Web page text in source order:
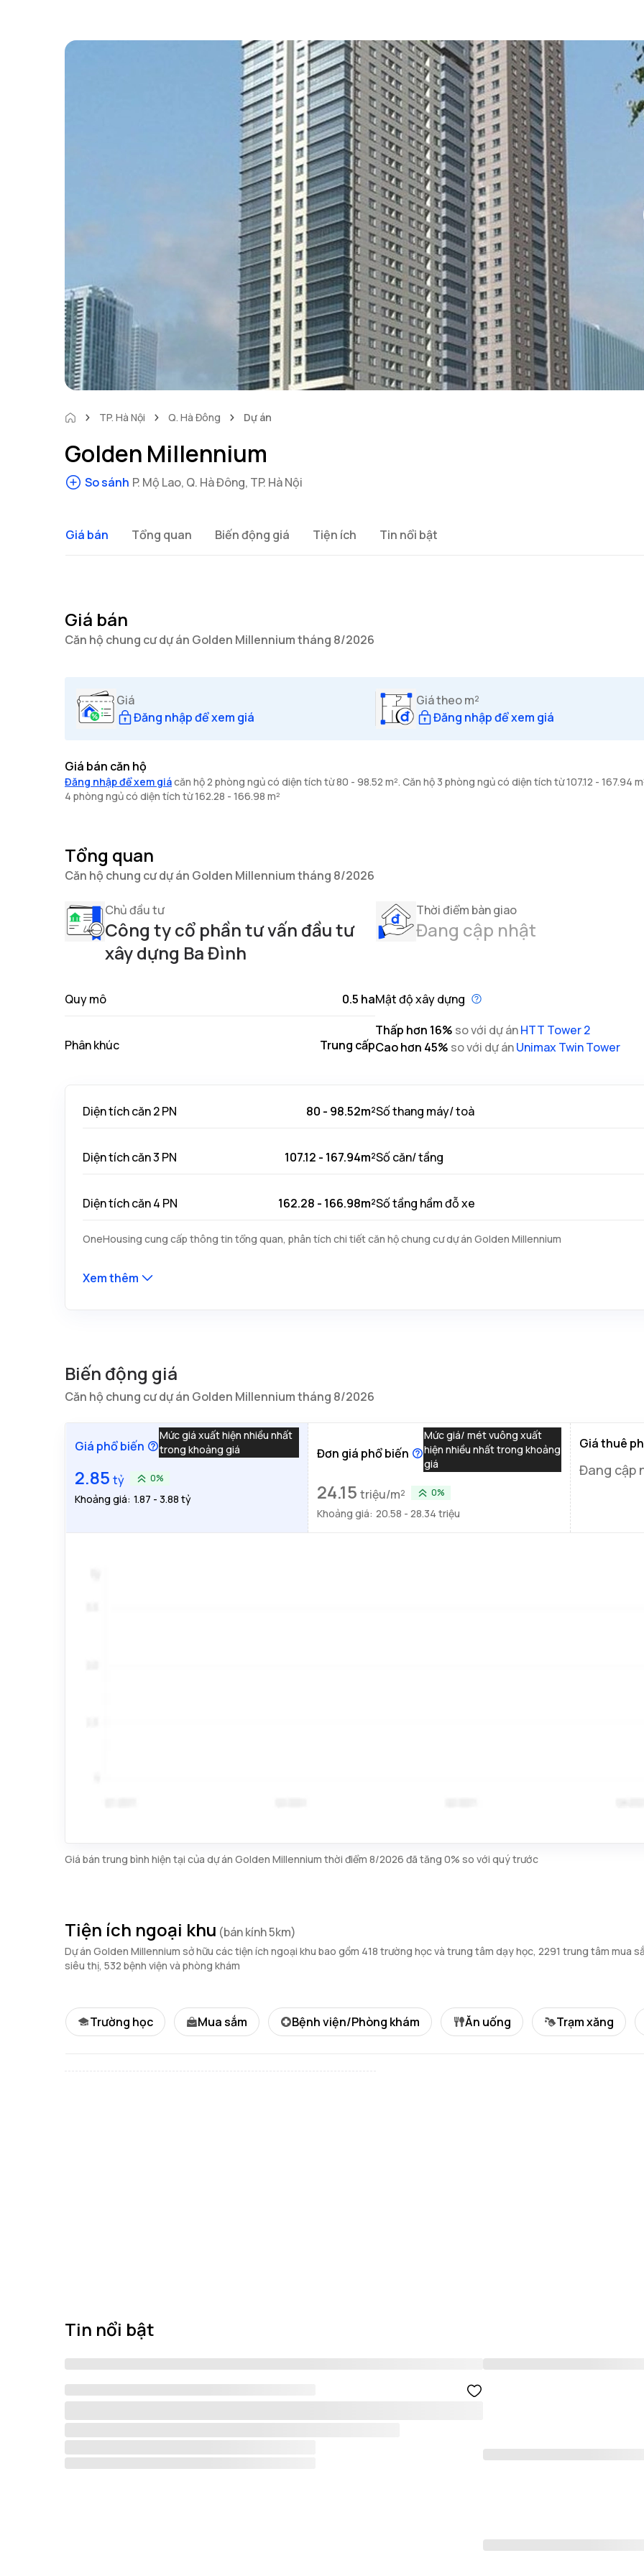
TP. Hà Nội Q. Hà Đông Dự án
Golden Millennium
So sánh P. Mộ Lao, Q. Hà Đông, TP. Hà Nội
Giá bán Tổng quan Biến động giá Tiện ích Tin nổi bật
Giá bán
Căn hộ chung cư dự án Golden Millennium tháng 8/2026
Giá
Đăng nhập để xem giá
Giá theo m²
Đăng nhập để xem giá
Giá bán căn hộ
Đăng nhập để xem giácăn hộ 2 phòng ngủ có diện tích từ 80 - 98.52 m². Căn hộ 3 phòng ngủ có diện tích từ 107.12 - 167.94
4 phòng ngủ có diện tích từ 162.28 - 166.98 m²
Tổng quan
Căn hộ chung cư dự án Golden Millennium tháng 8/2026
Chủ đầu tư
Công ty cổ phần tư vấn đầu tư
xây dựng Ba Đình
Thời điểm bàn giao
Đang cập nhật
Quy mô 0.5 ha
Phân khúc Trung cấp
Mật độ xây dựng
Thấp hơn 16% so với dự ánHTT Tower 2
Cao hơn 45% so với dự ánUnimax Twin Tower
Diện tích căn 2 PN 80 - 98.52m²
Diện tích căn 3 PN 107.12 - 167.94m²
Diện tích căn 4 PN 162.28 - 166.98m²
Số thang máy/ toà
Số căn/ tầng
Số tầng hầm đỗ xe
OneHousing cung cấp thông tin tổng quan, phân tích chi tiết căn hộ chung cư dự án Golden Millennium
Xem thêm
Biến động giá
Căn hộ chung cư dự án Golden Millennium tháng 8/2026
Giá phổ biến
Mức giá xuất hiện nhiều nhất
trong khoảng giá
2.85 tỷ 0%
Khoảng giá: 1.87 - 3.88 tỷ
Đơn giá phổ biến
Mức giá/ mét vuông xuất
hiện nhiều nhất trong khoảng
giá
24.15 triệu/m² 0%
Khoảng giá: 20.58 - 28.34 triệu
Giá thuê
Đang cập
Giá bán trung bình hiện tại của dự án Golden Millennium thời điểm 8/2026 đã tăng 0% so với quý trước
Tiện ích ngoại khu (bán kính 5km)
Dự án Golden Millennium sở hữu các tiện ích ngoại khu bao gồm 418 trường học và trung tâm dạy học, 2291 trung tâm mua
siêu thị, 532 bệnh viện và phòng khám
Trường học Mua sắm Bệnh viện/Phòng khám Ăn uống Trạm xăng
Tin nổi bật